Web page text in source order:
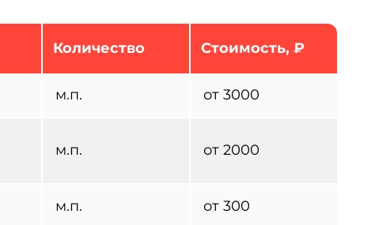
Количество Стоимость, ₽
м.п. от 3000
м.п. от 2000
м.п. от 300